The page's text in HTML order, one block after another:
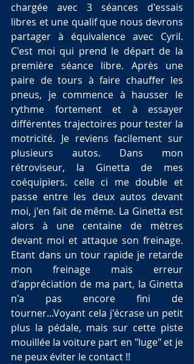
chargée avec 3 séances d'essais
libres et une qualif que nous devrons
partager à équivalence avec Cyril.
C'est moi qui prend le départ de la
première séance libre. Après une
paire de tours à faire chauffer les
pneus, je commence à hausser le
rythme fortement et à essayer
différentes trajectoires pour tester la
motricité. Je reviens facilement sur
plusieurs autos. Dans mon
rétroviseur, la Ginetta de mes
coéquipiers. celle ci me double et
passe entre les deux autos devant
moi, j'en fait de même. La Ginetta est
alors à une centaine de mètres
devant moi et attaque son freinage.
Etant dans un tour rapide je retarde
mon freinage mais erreur
d'appréciation de ma part, la Ginetta
n'a pas encore fini de
tourner...Voyant cela j'écrase un petit
plus la pédale, mais sur cette piste
mouillée la voiture part en "luge" et je
ne peux éviter le contact !!